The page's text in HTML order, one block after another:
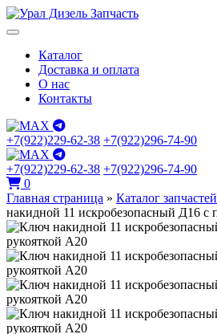
Каталог
Доставка и оплата
О нас
Контакты
+7(922)229-62-38 +7(922)296-74-90
+7(922)229-62-38 +7(922)296-74-90
0
Главная страница » Каталог запчастей
накидной 11 искробезопасный Д16 с